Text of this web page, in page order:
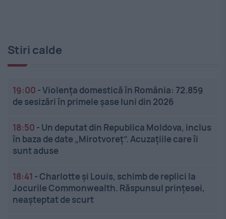
Stiri calde
19:00 -Violența domestică în România: 72.859
de sesizări în primele șase luni din 2026
18:50 - Un deputat din Republica Moldova, inclus
în baza de date „Mirotvoreț”. Acuzațiile care îi
sunt aduse
18:41 -Charlotte și Louis, schimb de replici la
Jocurile Commonwealth. Răspunsul prințesei,
neașteptat de scurt